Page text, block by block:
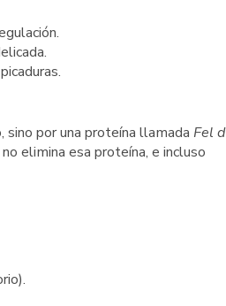
por una proteína llamada Fel d
elimina esa proteína, e incluso